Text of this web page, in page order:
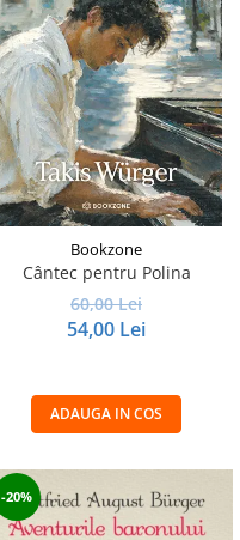
Bookzone
Cântec pentru Polina
60,00 Lei
54,00 Lei
ADAUGA IN COS
-20%